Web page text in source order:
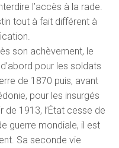
l’accès à la rade.
tout à fait différent à
son achèvement, le
pour les soldats
de 1870 puis, avant
pour les insurgés
de 1913, l’État cesse de
guerre mondiale, il est
Sa seconde vie